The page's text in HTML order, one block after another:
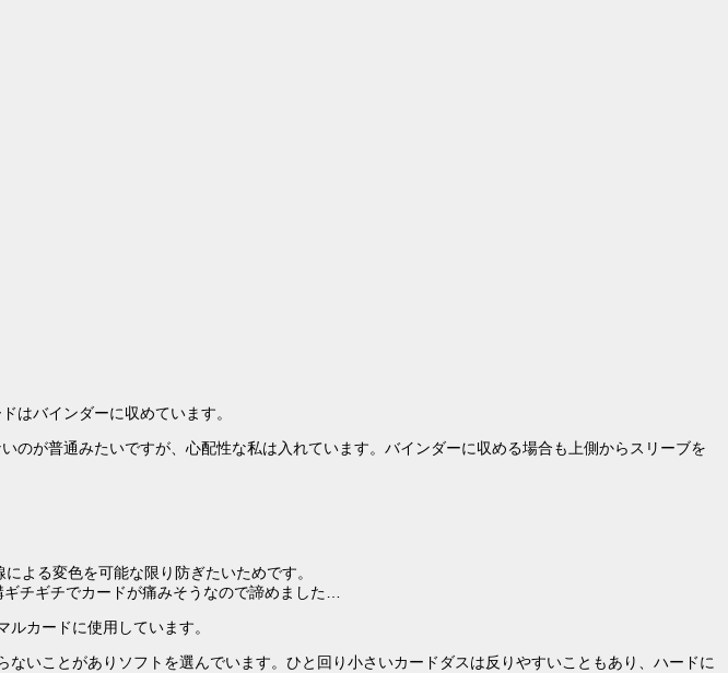
はバインダーに収めています。
が普通みたいですが、心配性な私は入れています。バインダーに収める場合も上側からスリーブを
よる変色を可能な限り防ぎたいためです。
チギチでカードが痛みそうなので諦めました…
ルカードに使用しています。
いことがありソフトを選んでいます。ひと回り小さいカードダスは反りやすいこともあり、ハードに